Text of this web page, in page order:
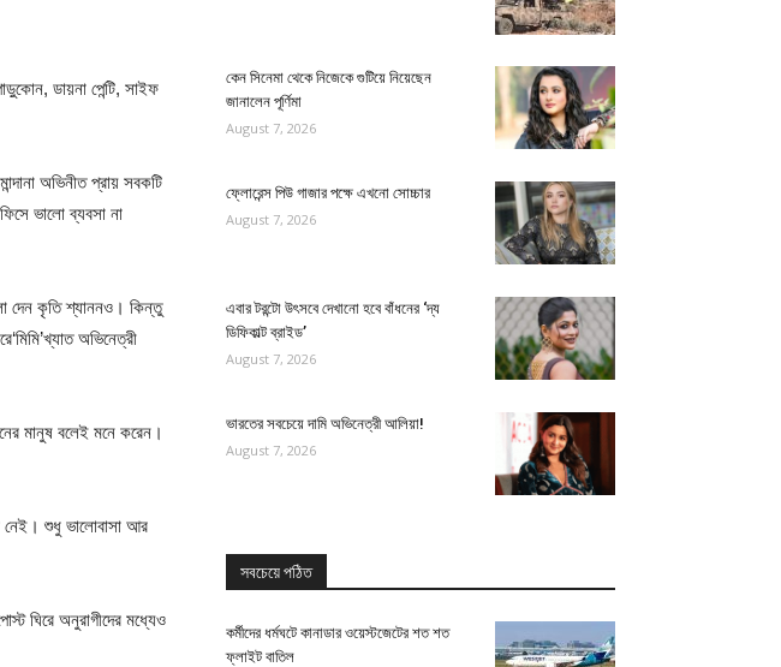
ডায়না পেন্টি, সাইফ
অভিনীত প্রায় সবকটি
ভালো ব্যবসা না
দেন কৃতি শ্যাননও। কিন্তু
অভিনেত্রী
মানুষ বলেই মনে করেন।
নেই। শুধু ভালোবাসা আর
ঘিরে অনুরাগীদের মধ্যেও
কেন সিনেমা থেকে নিজেকে গুটিয়ে নিয়েছেন
জানালেন পূর্ণিমা
August 7, 2026
ফ্লোরেন্স পিউ গাজার পক্ষে এখনো সোচ্চার
August 7, 2026
এবার টরন্টো উৎসবে দেখানো হবে বাঁধনের ‘দ্য
ডিফিকাল্ট ব্রাইড’
August 7, 2026
ভারতের সবচেয়ে দামি অভিনেত্রী আলিয়া!
August 7, 2026
সবচেয়ে পঠিত
কর্মীদের ধর্মঘটে কানাডার ওয়েস্টজেটের শত শত
ফ্লাইট বাতিল